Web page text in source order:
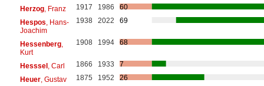
Herzog, Franz 1917 1986
60
Hespos , Hans-
Joachim
1938 2022 69
Hessenberg,
Kurt
1908 1994 68
Hesssel, Carl 1866 1933
7
Heuer, Gustav 1875 1952
26